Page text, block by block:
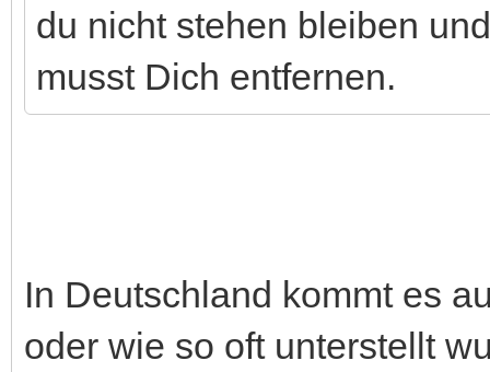
du nicht stehen bleiben
musst Dich entfernen.
In Deutschland kommt es
oder wie so oft unterstellt